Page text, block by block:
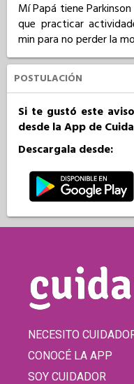
Mí Papá tiene
que practicar
min para no perder la
POSTULACIÓN
Si te gustó este
desde la App de
Descargala desde:
NECESITO
CONOCÉ LA APP
SOY CUIDADOR